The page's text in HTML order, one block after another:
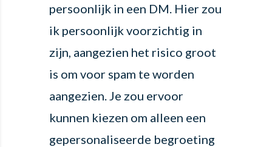
persoonlijk in een DM. Hier zou
ik persoonlijk voorzichtig in
zijn, aangezien het risico groot
is om voor spam te worden
aangezien. Je zou ervoor
kunnen kiezen om alleen een
gepersonaliseerde begroeting